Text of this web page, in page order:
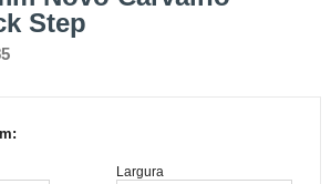
Step
Largura